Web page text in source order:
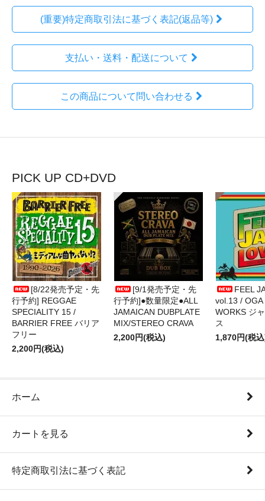
(重要)特定商取引法に基づく表記(返品等)
支払い・送料・配送について
この商品について問い合わせる
PICK UP CD+DVD
[8/22発売予定・先
行予約] REGGAE
SPECIALITY 15 /
BARRIER FREE バリア
フリー
2,200円(税込)
[9/1発売予定・先
行予約]●数量限定●ALL
JAMAICAN DUBPLATE
MIX/STEREO CRAVA
2,200円(税込)
FEEL
vol.13 / OGA
WORKS ジ
ス
1,870円(税
ホーム
カートを見る
特定商取引法に基づく表記